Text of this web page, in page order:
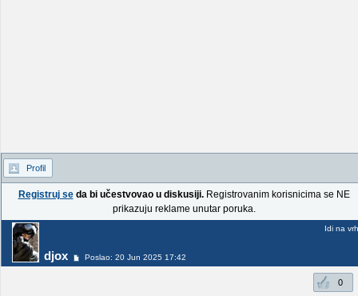
Profil
Registruj seda bi učestvovao u diskusiji.Registrovanim korisnicima se NE
prikazuju reklame unutar poruka.
djox Poslao: 20 Jun 2025 17:42
Idi na vrh
0